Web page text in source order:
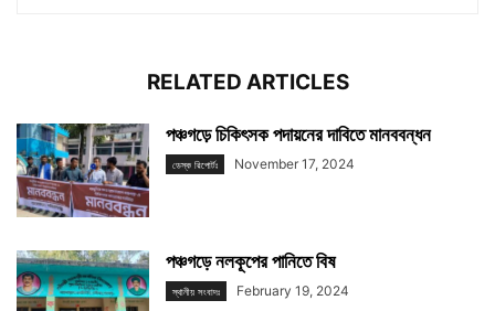
RELATED ARTICLES
পঞ্চগড়ে চিকিৎসক পদায়নের দাবিতে মানববন্ধন
ডেস্ক রিপোর্টঃ November 17, 2024
পঞ্চগড়ে নলকূপের পানিতে বিষ
স্থানীয় সংবাদঃ February 19, 2024